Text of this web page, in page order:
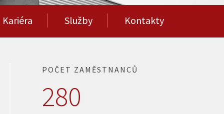
Kariéra Služby Kontakty
POČET ZAMĚSTNANCŮ
280